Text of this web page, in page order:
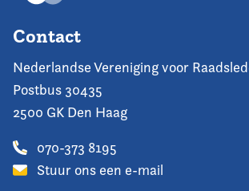
Contact
Nederlandse Vereniging voor
Postbus 30435
2500 GK Den Haag
070-373 8195
Stuur ons een e-mail